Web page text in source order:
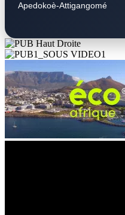
Apedokoè-Attigangomé